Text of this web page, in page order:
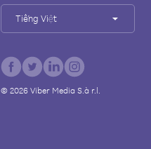
Tiếng Việt
© 2026Viber Media S.à r.l.